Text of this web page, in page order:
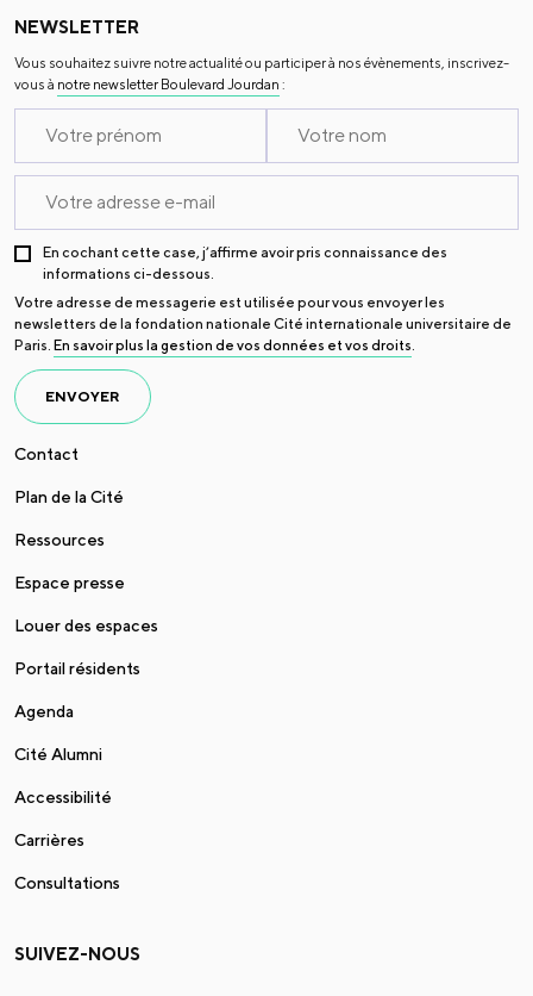
NEWSLETTER
Vous souhaitez suivre notre actualité ou participer à nos évènements, inscrivez-
vous à notre newsletter Boulevard Jourdan :
En cochant cette case, j’affirme avoir pris connaissance des
informations ci-dessous.
Votre adresse de messagerie est utilisée pour vous envoyer les
newsletters de la fondation nationale Cité internationale universitaire de
Paris. En savoir plus la gestion de vos données et vos droits.
ENVOYER
Contact
Plan de la Cité
Ressources
Espace presse
Louer des espaces
Portail résidents
Agenda
Cité Alumni
Accessibilité
Carrières
Consultations
SUIVEZ-NOUS